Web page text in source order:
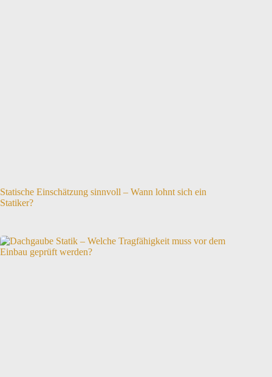
Statische Einschätzung sinnvoll – Wann lohnt sich ein
Statiker?